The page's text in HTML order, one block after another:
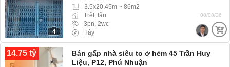
4
3.5x20.45m ~ 86m2
Trệt, lầu
3pn, 2wc
Tây
08/08/26
14.75 tỷ
Bán gấp nhà siêu to ở hẻm 45 Trần Huy
Liệu, P12, Phú Nhuận